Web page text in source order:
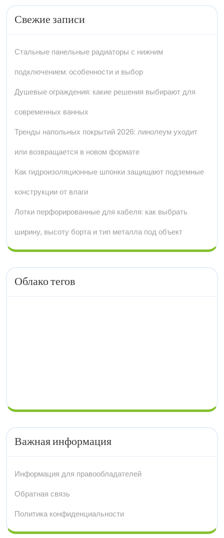
Свежие записи
Стальные панельные радиаторы с нижним
подключением: особенности и выбор
Душевые ограждения: какие решения выбирают для
современных ванных
Тренды напольных покрытий 2026: линолеум уходит
или возвращается в новом формате
Как гидроизоляционные шпонки защищают подземные
конструкции от влаги
Лотки перфорированные для кабеля: как выбрать
ширину, высоту борта и тип металла под объект
Облако тегов
Важная информация
Информация для правообладателей
Обратная связь
Политика конфиденциальности